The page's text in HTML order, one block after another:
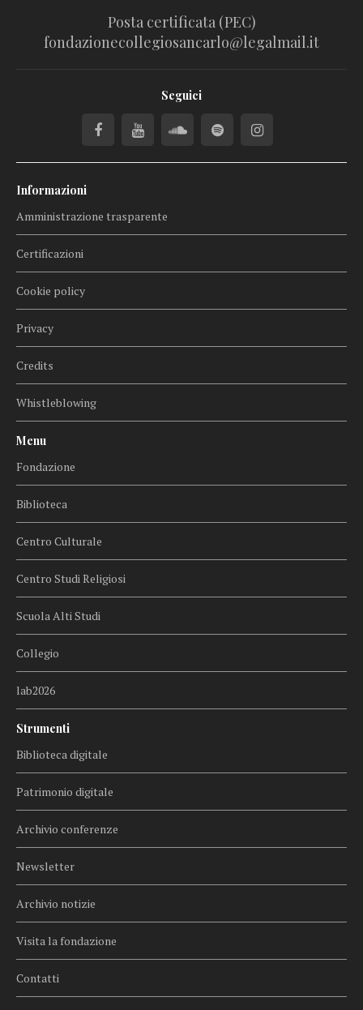
Posta certificata (PEC)
fondazionecollegiosancarlo@legalmail.it
Seguici
Informazioni
Amministrazione trasparente
Certificazioni
Cookie policy
Privacy
Credits
Whistleblowing
Menu
Fondazione
Biblioteca
Centro Culturale
Centro Studi Religiosi
Scuola Alti Studi
Collegio
lab2026
Strumenti
Biblioteca digitale
Patrimonio digitale
Archivio conferenze
Newsletter
Archivio notizie
Visita la fondazione
Contatti